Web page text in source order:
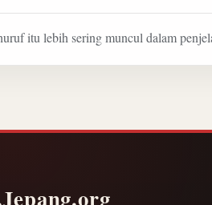
itu lebih sering muncul dalam